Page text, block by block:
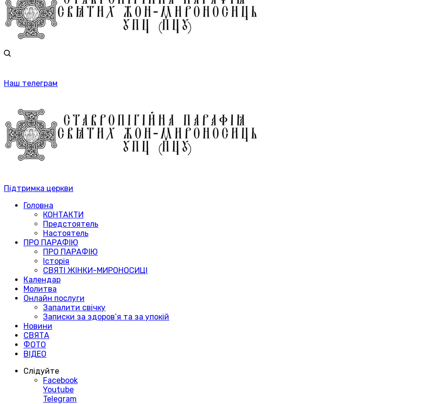
Наш телеграм
Підтримка церкви
Головна
КОНТАКТИ
Предстоятель
Настоятель
ПРО ПАРАФІЮ
ПРО ПАРАФІЮ
Історія
СВЯТІ ЖІНКИ-МИРОНОСИЦІ
Календар
Молитва
Онлайн послуги
Запалити свічку
Записки за здоров’я та за упокій
Новини
СВЯТА
ФОТО
ВІДЕО
Слідуйте
Facebook
Youtube
Telegram